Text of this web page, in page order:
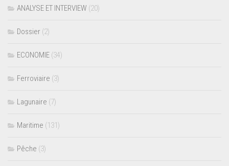
ANALYSE ET INTERVIEW (20)
Dossier (2)
ECONOMIE (34)
Ferroviaire (3)
Lagunaire (7)
Maritime (131)
Pêche (3)